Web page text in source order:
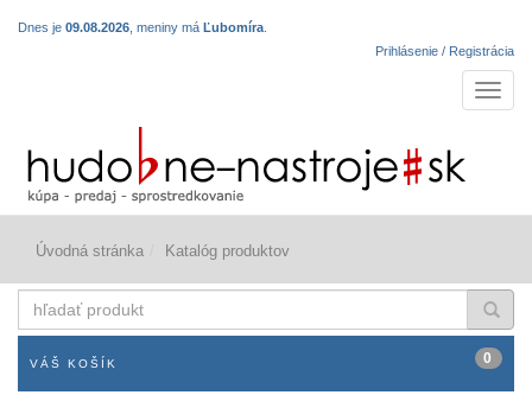
Dnes je 09.08.2026 , meniny má Ľubomíra
Prihlásenie / Registrácia
Úvodná stránka Katalóg produktov
produkt
VÁŠ KOŠÍK 0